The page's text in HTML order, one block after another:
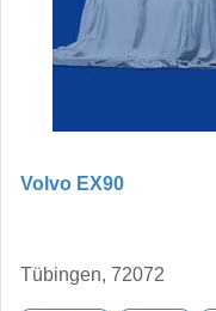
Volvo EX90
Tübingen, 72072